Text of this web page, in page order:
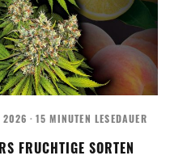
2026 · 15 MINUTEN LESEDAUER
FRUCHTIGE SORTEN